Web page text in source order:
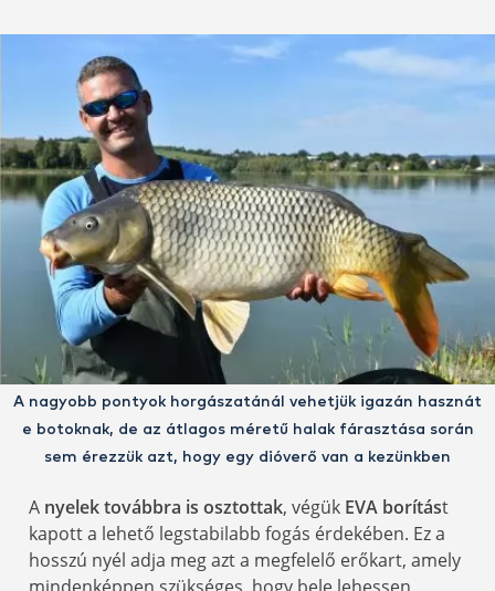
A nagyobb pontyok horgászatánál vehetjük igazán hasznát
e botoknak, de az átlagos méretű halak fárasztása során
sem érezzük azt, hogy egy dióverő van a kezünkben
A nyelek továbbra is osztottak, végük EVA borítást
kapott a lehető legstabilabb fogás érdekében. Ez a
hosszú nyél adja meg azt a megfelelő erőkart, amely